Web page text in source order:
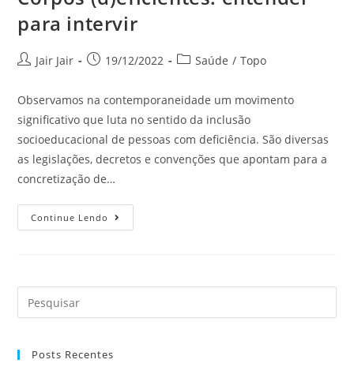
para intervir
Jair Jair 19/12/2022 Saúde / Topo
Observamos na contemporaneidade um movimento
significativo que luta no sentido da inclusão
socioeducacional de pessoas com deficiência. São diversas
as legislações, decretos e convenções que apontam para a
concretização de…
Continue Lendo
Posts Recentes